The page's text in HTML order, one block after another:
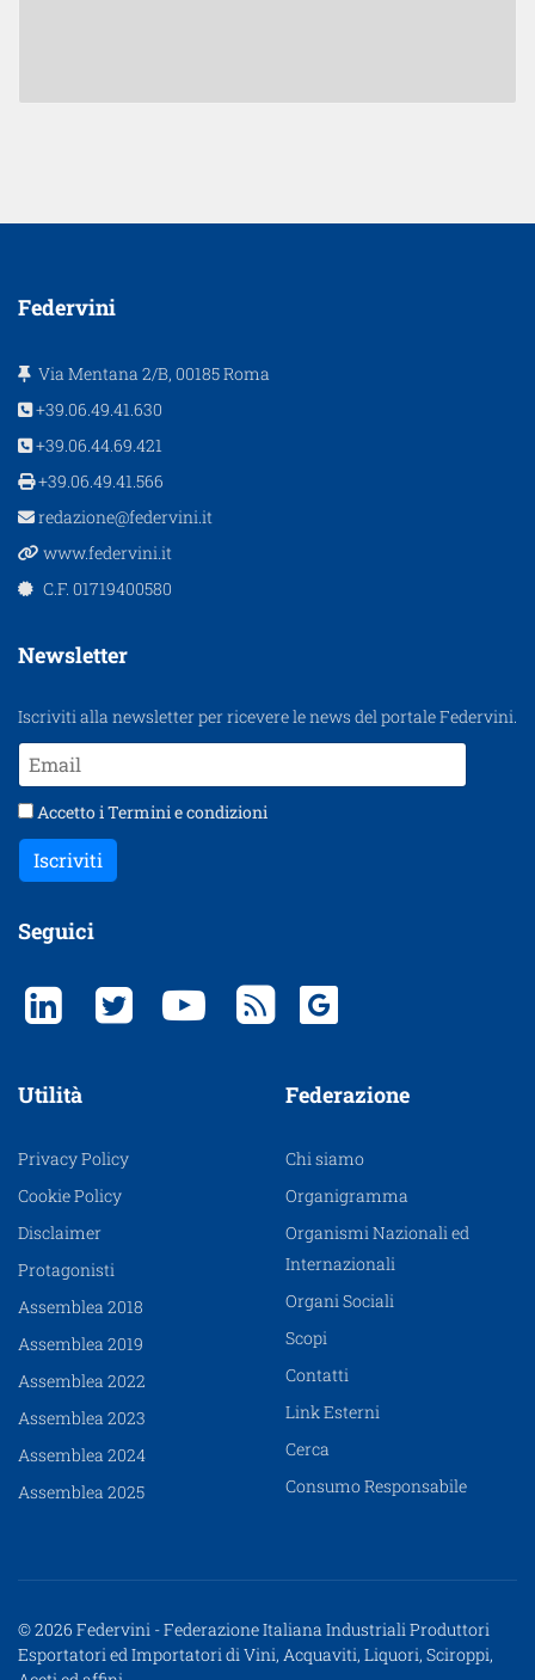
Federvini
Via Mentana 2/B, 00185 Roma
+39.06.49.41.630
+39.06.44.69.421
+39.06.49.41.566
redazione@federvini.it
www.federvini.it
C.F. 01719400580
Newsletter
Iscriviti alla newsletter per ricevere le news del portale Federvini.
Accetto iTermini e condizioni
Iscriviti
Seguici
Utilità
Privacy Policy
Cookie Policy
Disclaimer
Protagonisti
Assemblea 2018
Assemblea 2019
Assemblea 2022
Assemblea 2023
Assemblea 2024
Assemblea 2025
Federazione
Chi siamo
Organigramma
Organismi Nazionali ed
Internazionali
Organi Sociali
Scopi
Contatti
Link Esterni
Cerca
Consumo Responsabile
© 2026 Federvini - Federazione Italiana Industriali Produttori
Esportatori ed Importatori di Vini, Acquaviti, Liquori, Sciroppi,